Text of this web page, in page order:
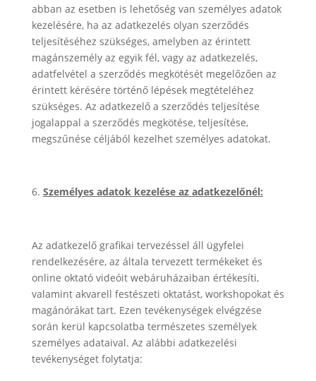
abban az esetben is lehetőség van személyes adatok
kezelésére, ha az adatkezelés olyan szerződés
teljesítéséhez szükséges, amelyben az érintett
magánszemély az egyik fél, vagy az adatkezelés,
adatfelvétel a szerződés megkötését megelőzően az
érintett kérésére történő lépések megtételéhez
szükséges. Az adatkezelő a szerződés teljesítése
jogalappal a szerződés megkötése, teljesítése,
megszűnése céljából kezelhet személyes adatokat.
Személyes adatok kezelése az adatkezelőnél:
Az adatkezelő grafikai tervezéssel áll ügyfelei
rendelkezésére, az általa tervezett termékeket és
online oktató videóit webáruházaiban értékesíti,
valamint akvarell festészeti oktatást, workshopokat és
magánórákat tart. Ezen tevékenységek elvégzése
során kerül kapcsolatba természetes személyek
személyes adataival. Az alábbi adatkezelési
tevékenységet folytatja: